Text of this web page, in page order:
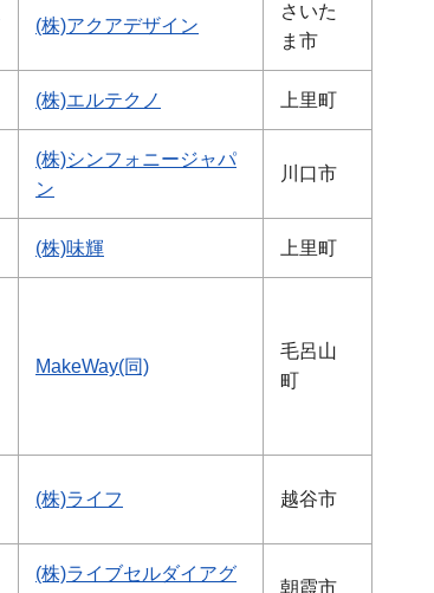
(株)アクアデザイン
さいた
ま市
(株)エルテクノ 上里町
(株)シンフォニージャパ
ン
川口市
(株)味輝 上里町
MakeWay(同)
毛呂山
町
(株)ライフ 越谷市
(株)ライブセルダイアグ
朝霞市